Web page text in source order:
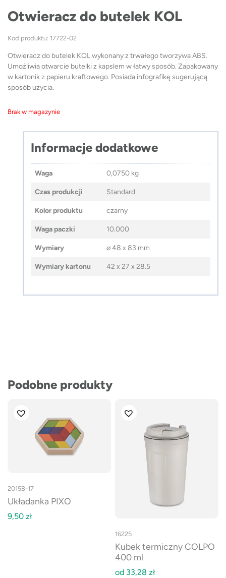
Otwieracz do butelek KOL
Kod produktu: 17722-02
Otwieracz do butelek KOL wykonany z trwałego tworzywa ABS.
Umożliwia otwarcie butelki z kapslem w łatwy sposób. Zapakowany
w kartonik z papieru kraftowego. Posiada infografikę sugerującą
sposób użycia.
Brak w magazynie
Informacje dodatkowe
Waga 0,0750 kg
Czas produkcji Standard
Kolor produktu czarny
Waga paczki 10.000
Wymiary ⌀ 48 x 83 mm
Wymiary kartonu 42 x 27 x 28.5
Podobne produkty
20158-17
Układanka PIXO
9,50 zł
16225
Kubek termiczny COLPO
400 ml
od 33,28 zł